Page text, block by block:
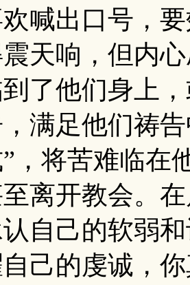
喊出口号，
天响，但内
了他们身上
满足他们祷
，将苦难临在
离开教会。
自己的软弱
己的虔诚，